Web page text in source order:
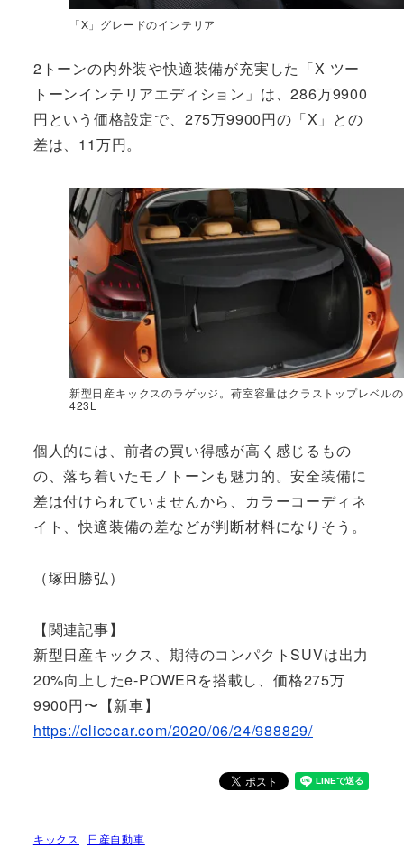
「X」グレードのインテリア
2トーンの内外装や快適装備が充実した「X ツー
トーンインテリアエディション」は、286万9900
円という価格設定で、275万9900円の「X」との
差は、11万円。
新型日産キックスのラゲッジ。荷室容量はクラストップレベルの
423L
個人的には、前者の買い得感が高く感じるもの
の、落ち着いたモノトーンも魅力的。安全装備に
差は付けられていませんから、カラーコーディネ
イト、快適装備の差などが判断材料になりそう。
（塚田勝弘）
【関連記事】
新型日産キックス、期待のコンパクトSUVは出力
20%向上したe-POWERを搭載し、価格275万
9900円〜【新車】
https://clicccar.com/2020/06/24/988829/
キックス 日産自動車